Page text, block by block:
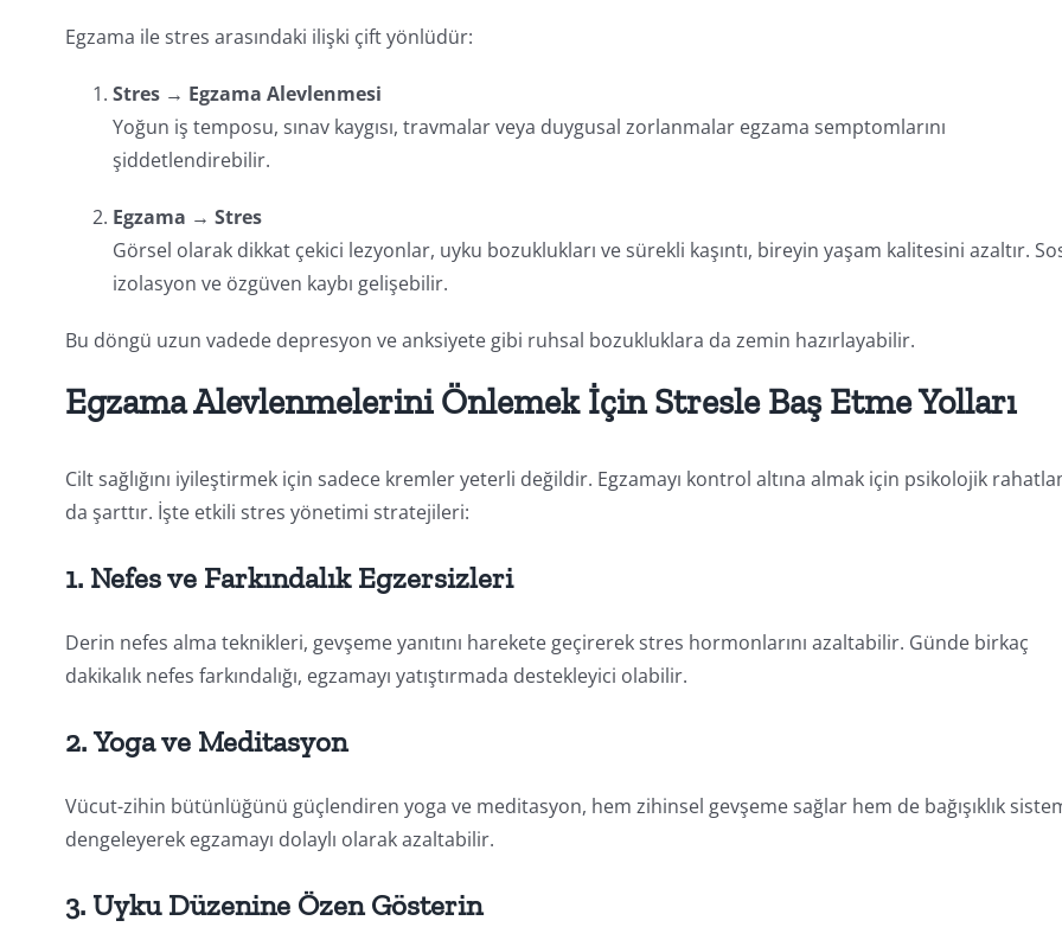
Egzama ile stres arasındaki ilişki çift yönlüdür:
Stres → Egzama Alevlenmesi
Yoğun iş temposu, sınav kaygısı, travmalar veya duygusal zorlanmalar egzama semptomlarını
şiddetlendirebilir.
Egzama → Stres
Görsel olarak dikkat çekici lezyonlar, uyku bozuklukları ve sürekli kaşıntı, bireyin yaşam kalitesini azaltır.
izolasyon ve özgüven kaybı gelişebilir.
Bu döngü uzun vadede depresyon ve anksiyete gibi ruhsal bozukluklara da zemin hazırlayabilir.
Egzama Alevlenmelerini Önlemek İçin Stresle Baş Etme Yolları
Cilt sağlığını iyileştirmek için sadece kremler yeterli değildir. Egzamayı kontrol altına almak için psikolojik
da şarttır. İşte etkili stres yönetimi stratejileri:
1. Nefes ve Farkındalık Egzersizleri
Derin nefes alma teknikleri, gevşeme yanıtını harekete geçirerek stres hormonlarını azaltabilir. Günde birkaç
dakikalık nefes farkındalığı, egzamayı yatıştırmada destekleyici olabilir.
2.Yoga ve Meditasyon
Vücut-zihin bütünlüğünü güçlendiren yoga ve meditasyon, hem zihinsel gevşeme sağlar hem de bağışıklık
dengeleyerek egzamayı dolaylı olarak azaltabilir.
3. Uyku Düzenine Özen Gösterin